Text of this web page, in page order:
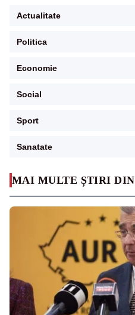
MAI MULTE ȘTIRI DIN
Actualitate
Politica
Economie
Social
Sport
Sanatate